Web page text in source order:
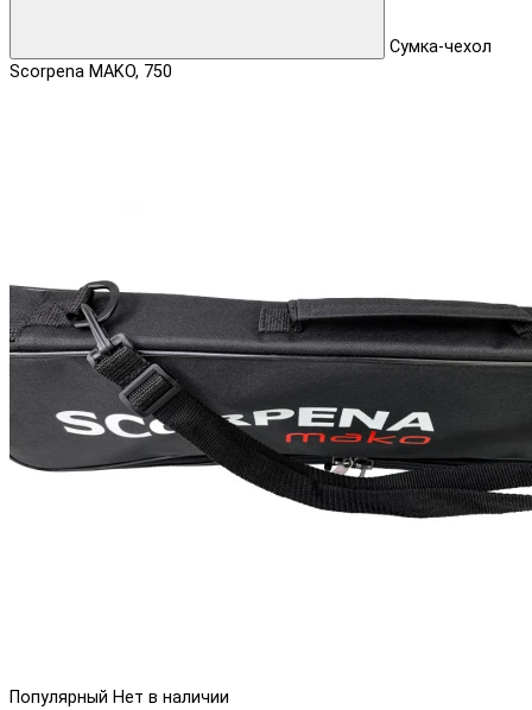
Сумка-чехол
Scorpena MAKO, 750
Популярный Нет в наличии